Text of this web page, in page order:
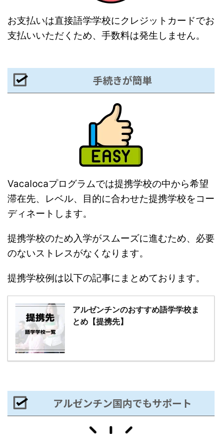
お支払いは直接語学学校にクレジットカードでお
支払いいただくため、手数料は発生しません。
手続きが簡単
Vacalocaプログラムでは提携学校の中から希望
滞在先、レベル、目的に合わせた提携学校をコー
ディネートします。
提携学校のため入学がスムーズに進むため、必要
のないストレスがなくなります。
提携学校例は以下の記事にまとめております。
アルゼンチンのおすすめ語学学校ま
とめ【提携先】
アルゼンチン国内でもサポート